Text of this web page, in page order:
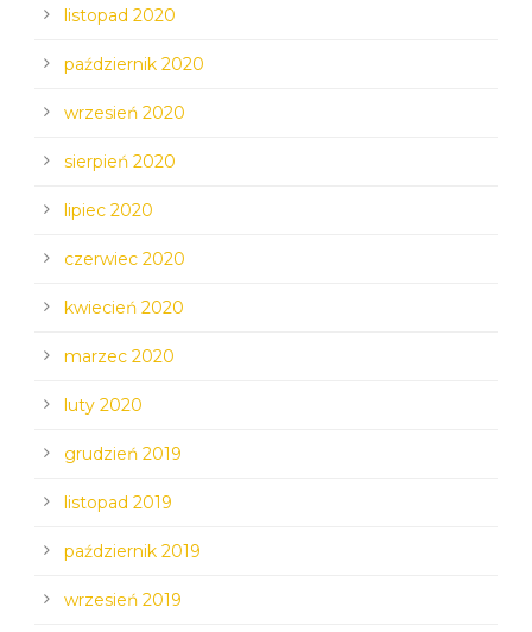
listopad 2020
październik 2020
wrzesień 2020
sierpień 2020
lipiec 2020
czerwiec 2020
kwiecień 2020
marzec 2020
luty 2020
grudzień 2019
listopad 2019
październik 2019
wrzesień 2019